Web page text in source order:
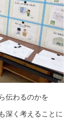
伝わるのかを
深く考えることに